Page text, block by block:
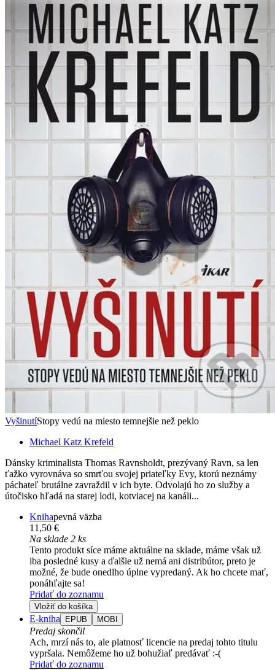
VyšinutíStopy vedú na miesto temnejšie než peklo
Michael Katz Krefeld
Dánsky kriminalista Thomas Ravnsholdt, prezývaný Ravn, sa len
ťažko vyrovnáva so smrťou svojej priateľky Evy, ktorú neznámy
páchateľ brutálne zavraždil v ich byte. Odvolajú ho zo služby a
útočisko hľadá na starej lodi, kotviacej na kanáli...
Knihapevná väzba
11,50 €
Na sklade 2 ks
Tento produkt síce máme aktuálne na sklade, máme však už
iba posledné kusy a ďalšie už nemá ani distribútor, preto je
možné, že bude onedlho úplne vypredaný. Ak ho chcete mať,
ponáhľajte sa!
Pridať do zoznamu
Vložiť do košíka
E-kniha EPUB MOBI
Predaj skončil
Ach, mrzí nás to, ale platnosť licencie na predaj tohto titulu
vypršala. Nemôžeme ho už bohužiaľ predávať :-(
Pridať do zoznamu